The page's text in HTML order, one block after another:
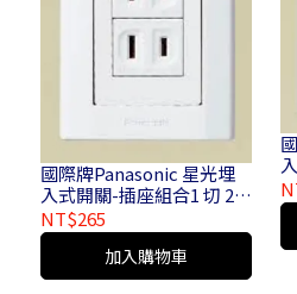
國際牌Panasonic 星光埋
入式開關-插座組合1 切 2
插座110V 1開 2 插座110V
WTDFP 4366
NT$265
加入購物車
座